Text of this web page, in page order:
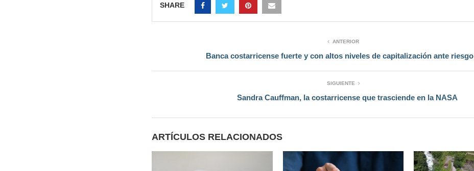
SHARE
ANTERIOR
Banca costarricense fuerte y con altos niveles de capitalización ante riesgo
SIGUIENTE
Sandra Cauffman, la costarricense que trasciende en la NASA
ARTÍCULOS RELACIONADOS